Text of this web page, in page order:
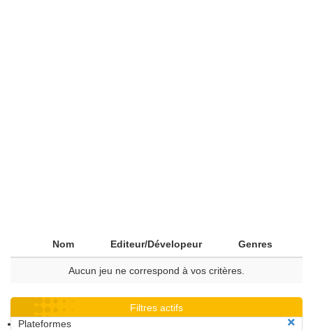
Nom Editeur/Dévelopeur Genres
Aucun jeu ne correspond à vos critères.
Filtres actifs
Plateformes